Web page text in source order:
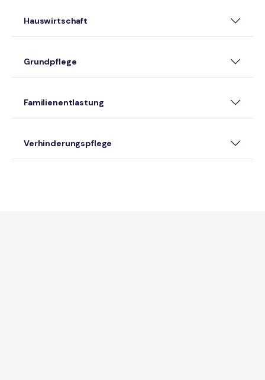
Hauswirtschaft
Grundpflege
Familienentlastung
Verhinderungspflege